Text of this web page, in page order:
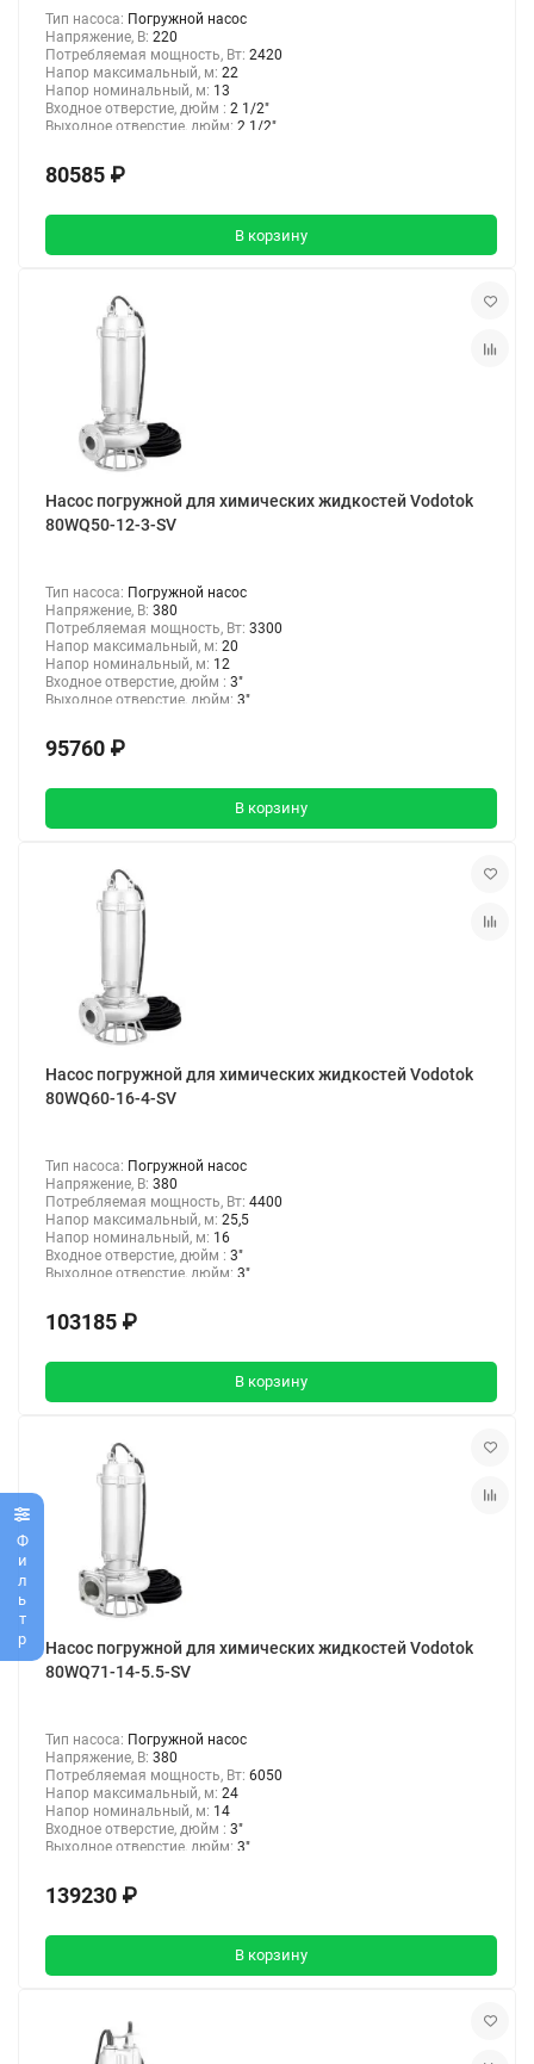
Фильтр
Тип насоса: Погружной насос
Напряжение, В: 220
Потребляемая мощность, Вт: 2420
Напор максимальный, м: 22
Напор номинальный, м: 13
Входное отверстие, дюйм : 2 1/2"
Выходное отверстие, дюйм: 2 1/2"
80585 ₽
В корзину
Насос погружной для химических жидкостей Vodotok
80WQ50-12-3-SV
Тип насоса: Погружной насос
Напряжение, В: 380
Потребляемая мощность, Вт: 3300
Напор максимальный, м: 20
Напор номинальный, м: 12
Входное отверстие, дюйм : 3"
Выходное отверстие, дюйм: 3"
95760 ₽
В корзину
Насос погружной для химических жидкостей Vodotok
80WQ60-16-4-SV
Тип насоса: Погружной насос
Напряжение, В: 380
Потребляемая мощность, Вт: 4400
Напор максимальный, м: 25,5
Напор номинальный, м: 16
Входное отверстие, дюйм : 3"
Выходное отверстие, дюйм: 3"
103185 ₽
В корзину
Насос погружной для химических жидкостей Vodotok
80WQ71-14-5.5-SV
Тип насоса: Погружной насос
Напряжение, В: 380
Потребляемая мощность, Вт: 6050
Напор максимальный, м: 24
Напор номинальный, м: 14
Входное отверстие, дюйм : 3"
Выходное отверстие, дюйм: 3"
139230 ₽
В корзину